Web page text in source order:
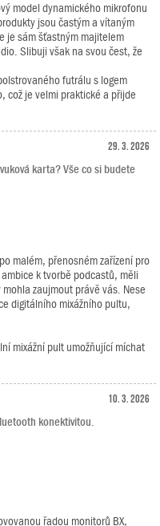
model dynamického mikrofonu
jsou častým a vítaným
je sám šťastným majitelem
Slibuji však na svou čest, že
futrálu s logem
což je velmi praktické a přijde
29. 3. 2026
karta? Vše co si budete
malém, přenosném zařízení pro
k tvorbě podcastů, měli
zaujmout právě vás. Nese
digitálního mixážního pultu,
mixážní pult umožňující míchat
10. 3. 2026
konektivitou.
řadou monitorů BX,